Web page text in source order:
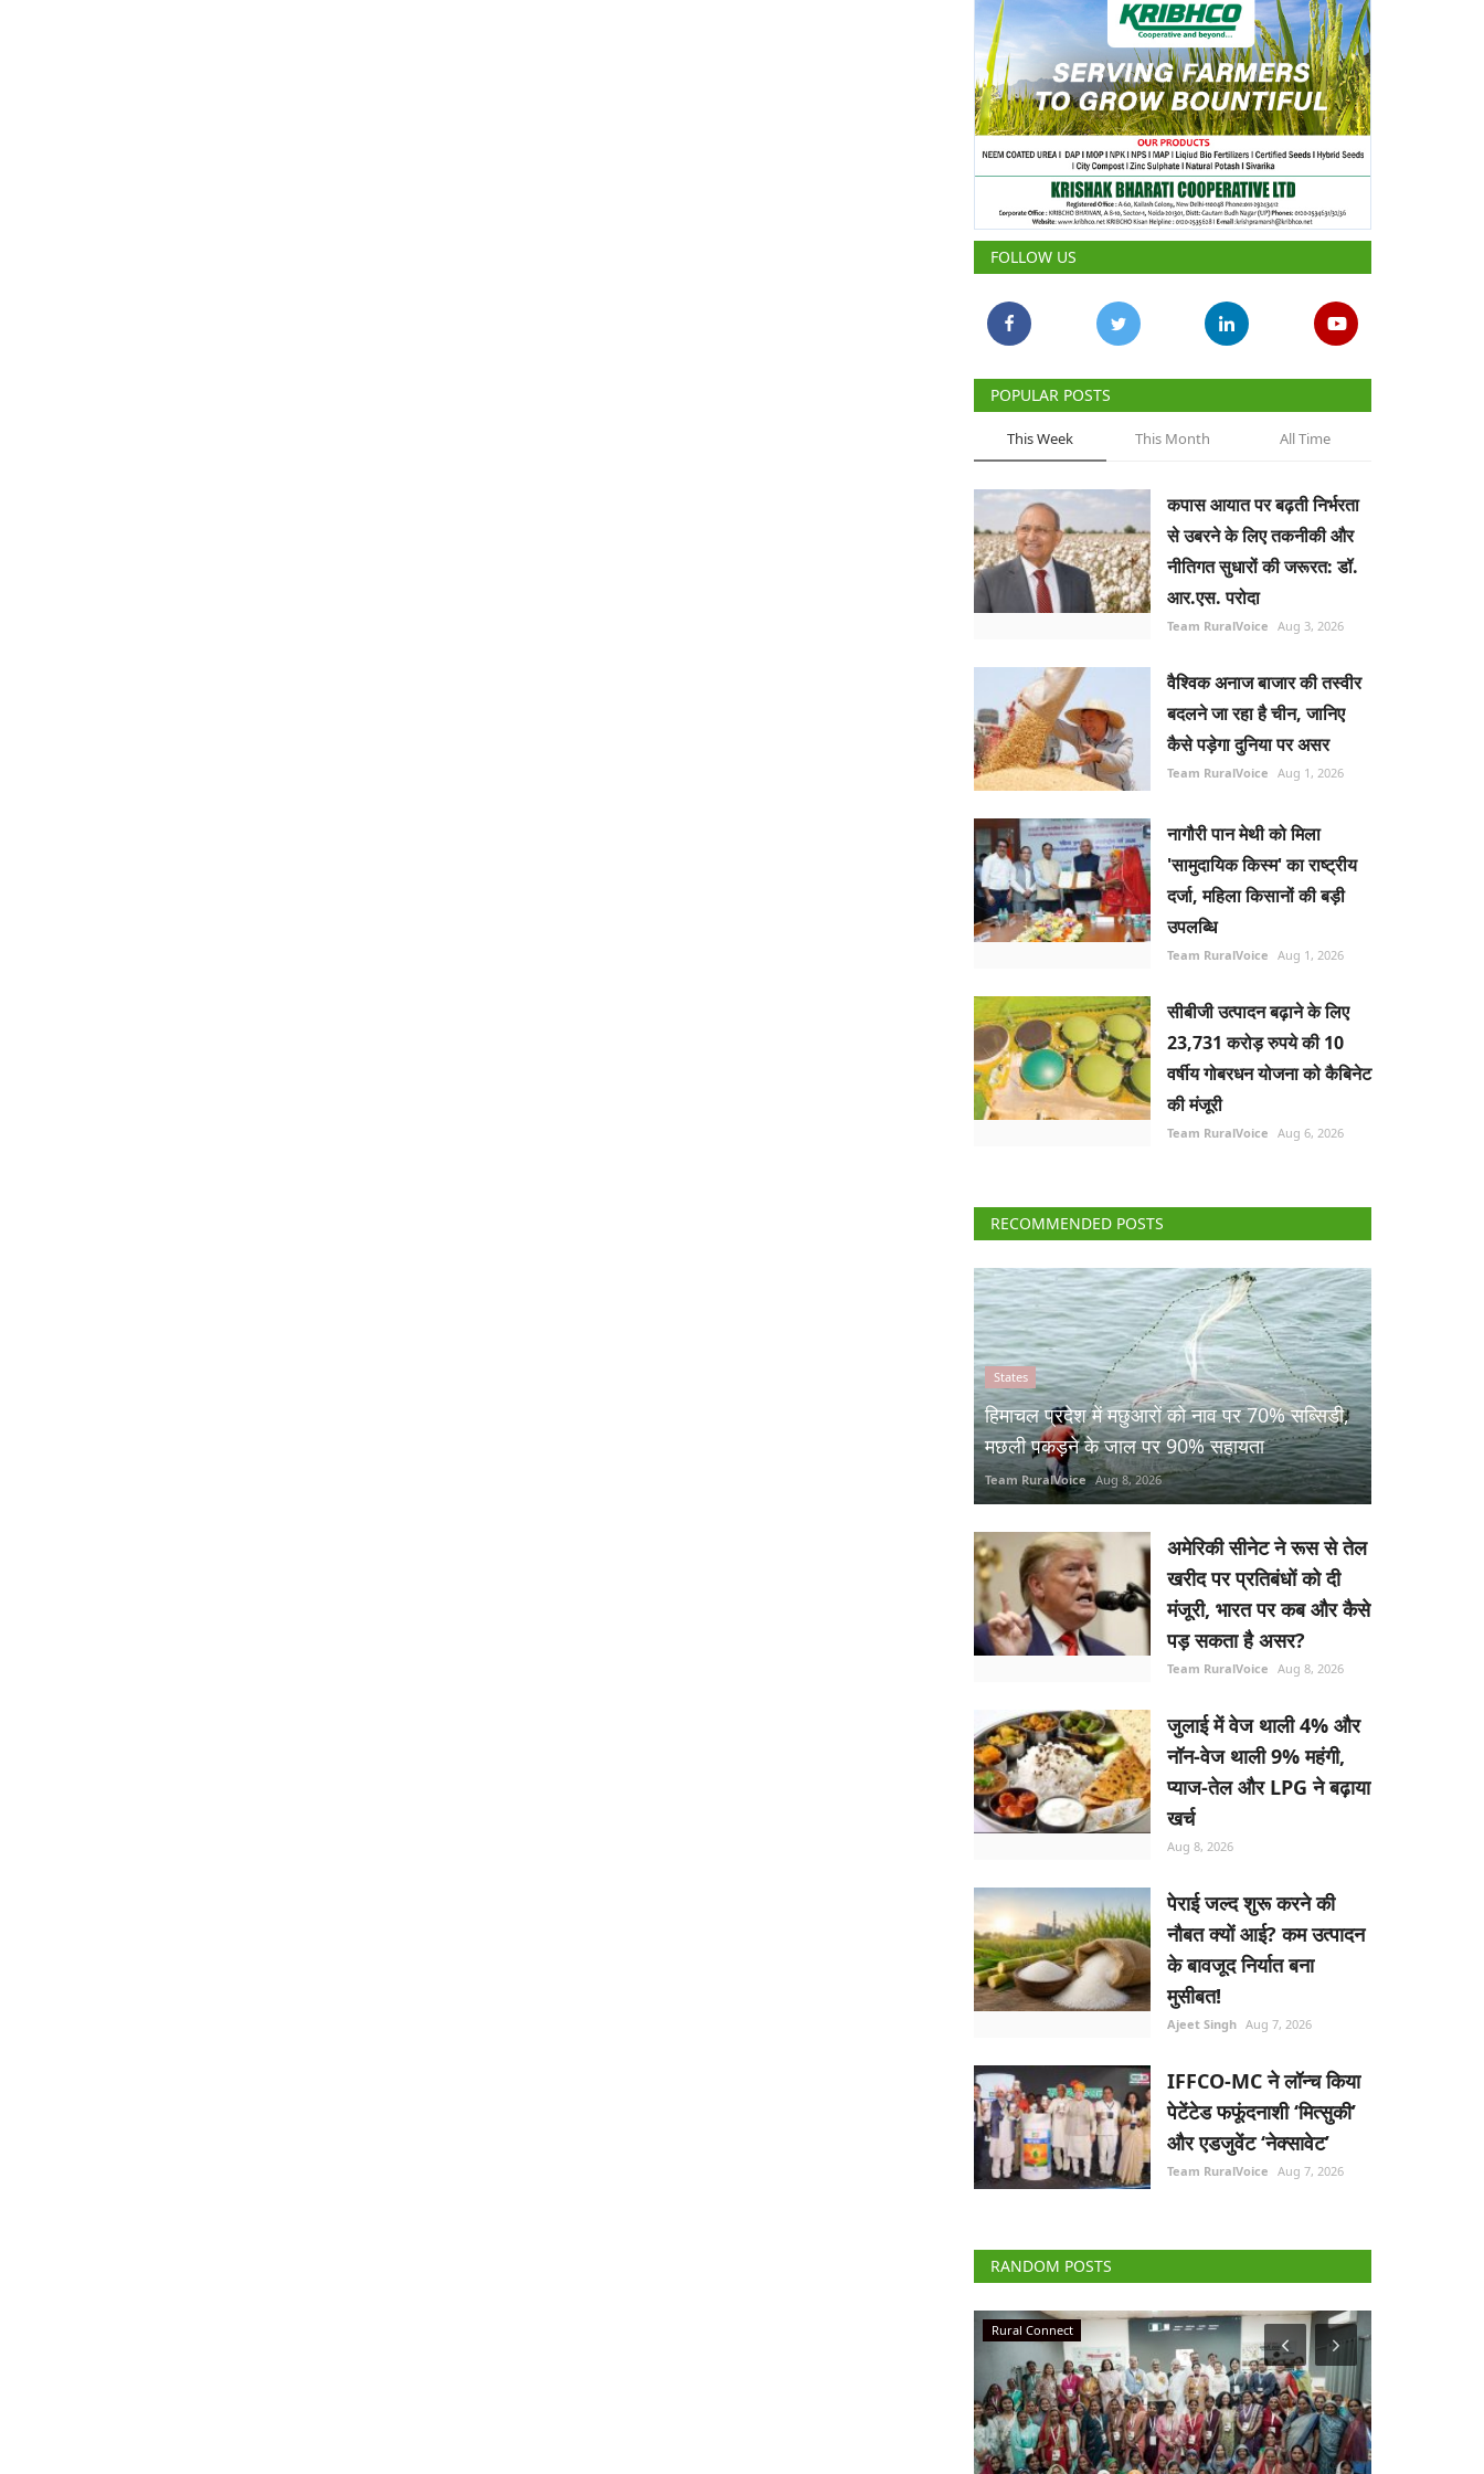
FOLLOW US
POPULAR POSTS
This Week This Month All Time
कपास आयात पर बढ़ती निर्भरता
से उबरने के लिए तकनीकी और
नीतिगत सुधारों की जरूरत: डॉ.
आर.एस. परोदा
Team RuralVoice Aug 3, 2026
वैश्विक अनाज बाजार की तस्वीर
बदलने जा रहा है चीन, जानिए
कैसे पड़ेगा दुनिया पर असर
Team RuralVoice Aug 1, 2026
नागौरी पान मेथी को मिला
'सामुदायिक किस्म' का राष्ट्रीय
दर्जा, महिला किसानों की बड़ी
उपलब्धि
Team RuralVoice Aug 1, 2026
सीबीजी उत्पादन बढ़ाने के लिए
23,731 करोड़ रुपये की 10
वर्षीय गोबरधन योजना को कैबिनेट
की मंजूरी
Team RuralVoice Aug 6, 2026
RECOMMENDED POSTS
States
हिमाचल प्रदेश में मछुआरों को नाव पर 70% सब्सिडी,
मछली पकड़ने के जाल पर 90% सहायता
Team RuralVoice Aug 8, 2026
अमेरिकी सीनेट ने रूस से तेल
खरीद पर प्रतिबंधों को दी
मंजूरी, भारत पर कब और कैसे
पड़ सकता है असर?
Team RuralVoice Aug 8, 2026
जुलाई में वेज थाली 4% और
नॉन-वेज थाली 9% महंगी,
प्याज-तेल और LPG ने बढ़ाया
खर्च
Aug 8, 2026
पेराई जल्द शुरू करने की
नौबत क्यों आई? कम उत्पादन
के बावजूद निर्यात बना
मुसीबत!
Ajeet Singh Aug 7, 2026
IFFCO-MC ने लॉन्च किया
पेटेंटेड फफूंदनाशी ‘मित्सुकी’
और एडजुवेंट ‘नेक्सावेट’
Team RuralVoice Aug 7, 2026
RANDOM POSTS
Agribusiness